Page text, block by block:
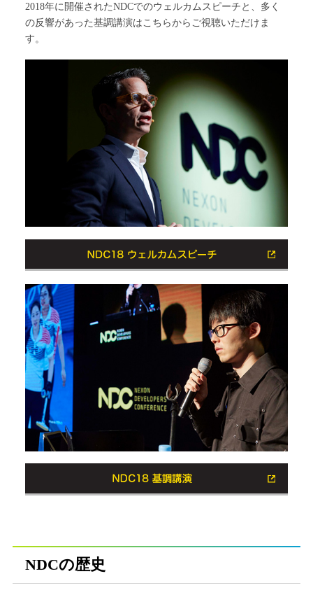
2018年に開催されたNDCでのウェルカムスピーチと、多く
の反響があった基調講演はこちらからご視聴いただけま
す。
NDCの歴史